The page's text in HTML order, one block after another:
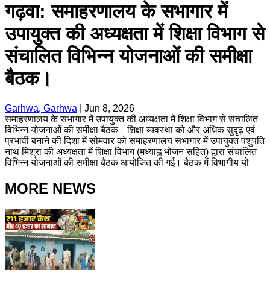
गढ़वा: समाहरणालय के सभागार में
उपायुक्त की अध्यक्षता में शिक्षा विभाग से
संचालित विभिन्न योजनाओं की समीक्षा
बैठक।
Garhwa, Garhwa
Jun 8, 2026
समाहरणालय के सभागार में उपायुक्त की अध्यक्षता में शिक्षा विभाग से संचालित
विभिन्न योजनाओं की समीक्षा बैठक। शिक्षा व्यवस्था को और अधिक सुदृढ़ एवं
प्रभावी बनाने की दिशा में सोमवार को समाहरणालय सभागार में उपायुक्त पशुपति
नाथ मिश्रा की अध्यक्षता में शिक्षा विभाग (मध्याह्न भोजन सहित) द्वारा संचालित
विभिन्न योजनाओं की समीक्षा बैठक आयोजित की गई। बैठक में विभागीय यो
MORE NEWS